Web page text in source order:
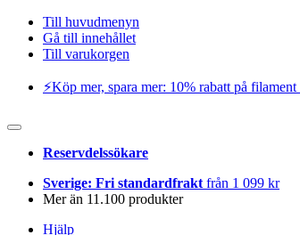
Till huvudmenyn
Gå till innehållet
Till varukorgen
⚡️Köp mer, spara mer: 10% rabatt på
Reservdelssökare
Sverige: Fri standardfrakt från 1 099 kr
Mer än 11.100 produkter
Hjälp